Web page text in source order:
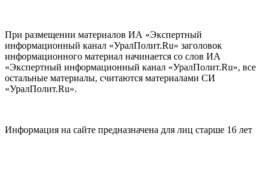
При размещении материалов ИА «Экспертный
информационный канал «УралПолит.Ru» заголовок
информационного материал начинается со слов ИА
«Экспертный информационный канал «УралПолит.Ru», все
остальные материалы, считаются материалами СИ
«УралПолит.Ru».
Информация на сайте предназначена для лиц старше 16 лет